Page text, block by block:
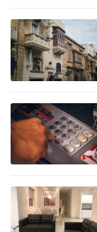
旅
游
攻
略
生
指
南
马
耳